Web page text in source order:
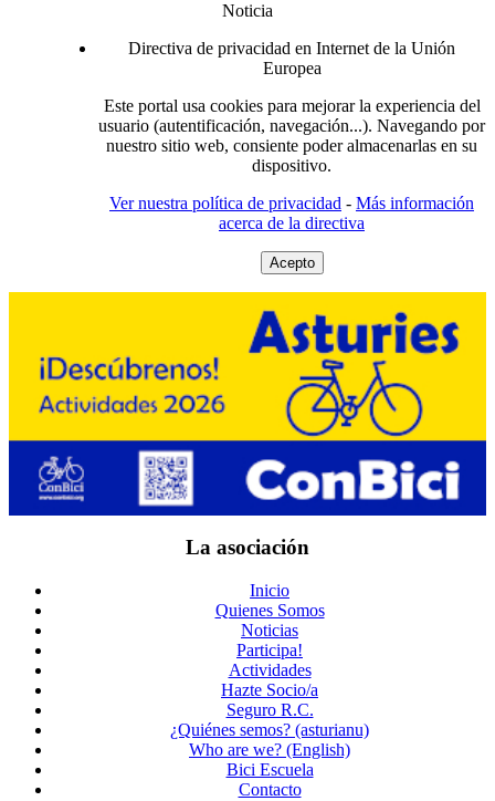
Noticia
Directiva de privacidad en Internet de la Unión
Europea
Este portal usa cookies para mejorar la experiencia del
usuario (autentificación, navegación...). Navegando por
nuestro sitio web, consiente poder almacenarlas en su
dispositivo.
Ver nuestra política de privacidad - Más información
acerca de la directiva
Acepto
La asociación
Inicio
Quienes Somos
Noticias
Participa!
Actividades
Hazte Socio/a
Seguro R.C.
¿Quiénes semos? (asturianu)
Who are we? (English)
Bici Escuela
Contacto